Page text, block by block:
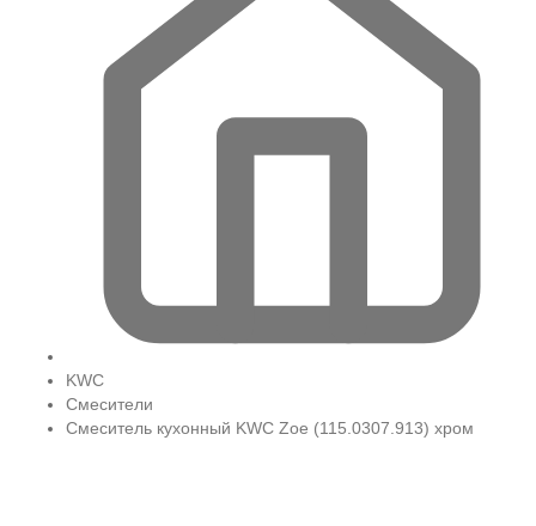
KWC
Смесители
Смеситель кухонный KWC Zoe (115.0307.913) хром